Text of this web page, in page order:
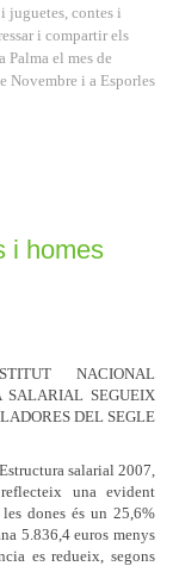
juguetes, contes i
i compartir els
Palma el mes de
Novembre i a Esporles
i homes
NACIONAL
SALARIAL SEGUEIX
DEL SEGLE
salarial 2007,
una evident
dones és un 25,6%
5.836,4 euros menys
es redueix, segons